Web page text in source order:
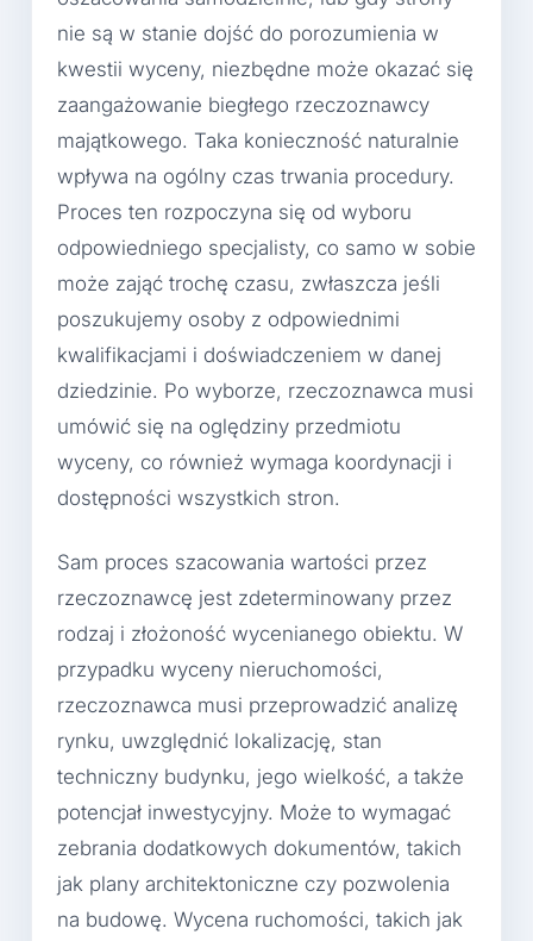
nie są w stanie dojść do porozumienia w
kwestii wyceny, niezbędne może okazać się
zaangażowanie biegłego rzeczoznawcy
majątkowego. Taka konieczność naturalnie
wpływa na ogólny czas trwania procedury.
Proces ten rozpoczyna się od wyboru
odpowiedniego specjalisty, co samo w sobie
może zająć trochę czasu, zwłaszcza jeśli
poszukujemy osoby z odpowiednimi
kwalifikacjami i doświadczeniem w danej
dziedzinie. Po wyborze, rzeczoznawca musi
umówić się na oględziny przedmiotu
wyceny, co również wymaga koordynacji i
dostępności wszystkich stron.
Sam proces szacowania wartości przez
rzeczoznawcę jest zdeterminowany przez
rodzaj i złożoność wycenianego obiektu. W
przypadku wyceny nieruchomości,
rzeczoznawca musi przeprowadzić analizę
rynku, uwzględnić lokalizację, stan
techniczny budynku, jego wielkość, a także
potencjał inwestycyjny. Może to wymagać
zebrania dodatkowych dokumentów, takich
jak plany architektoniczne czy pozwolenia
na budowę. Wycena ruchomości, takich jak